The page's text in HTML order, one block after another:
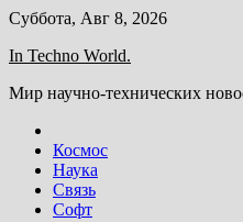
Skip
content
Суббота, Авг 8, 2026
In Techno World.
Мир научно-технических
Космос
Наука
Связь
Софт